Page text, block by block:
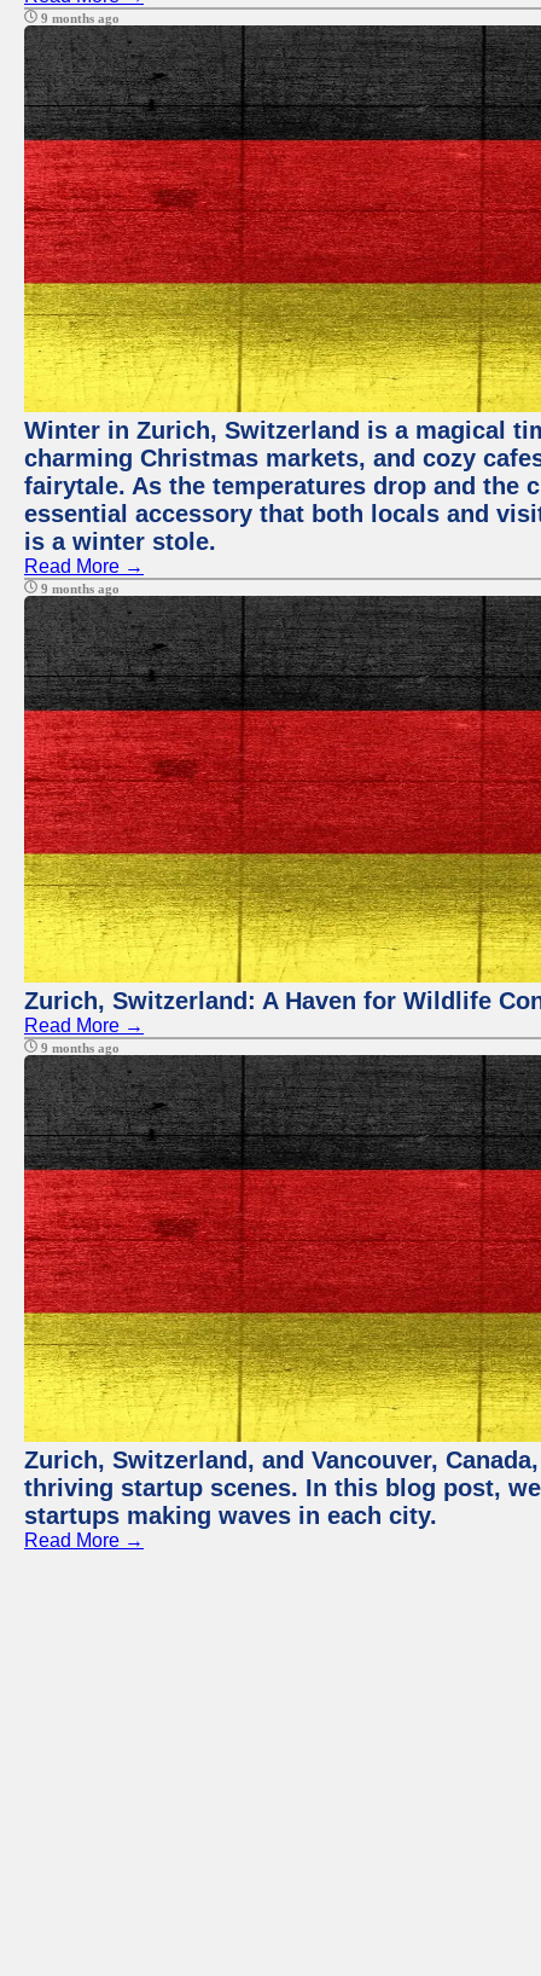
9 months ago
Winter in Zurich, Switzerland is a magical
charming Christmas markets, and cozy
fairytale. As the temperatures drop and the
essential accessory that both locals and
is a winter stole.
Read More →
9 months ago
Zurich, Switzerland: A Haven for Wildlife
Read More →
9 months ago
Zurich, Switzerland, and Vancouver,
thriving startup scenes. In this blog post,
startups making waves in each city.
Read More →